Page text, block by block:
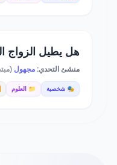
هل يطيل الزواج
منشئ التحدي:مجهول
🎭 شخصية 📁 العلوم